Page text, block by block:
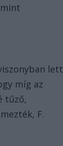
lett
míg az
tűző,
F.